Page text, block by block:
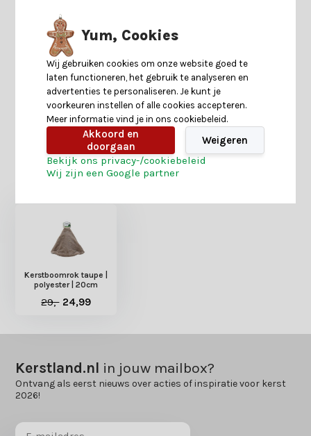
Specificaties
Reviews
Heb je nog interesse in deze recent bekeken
Kerstboomrok taupe |
polyester | 20cm
29,- 24,99
Kerstland.nl in jouw mailbox?
Ontvang als eerst nieuws over acties of inspiratie voor kerst
2026!
Yum, Cookies
Wij gebruiken cookies om onze website goed te
laten functioneren, het gebruik te analyseren en
advertenties te personaliseren. Je kunt je
voorkeuren instellen of alle cookies accepteren.
Meer informatie vind je in ons cookiebeleid.
Akkoord en
doorgaan
Weigeren
Bekijk ons privacy-/cookiebeleid
Wij zijn een Google partner